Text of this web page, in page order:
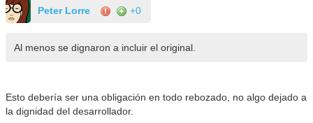
Peter Lorre +0
Al menos se dignaron a incluir el original.
Esto debería ser una obligación en todo rebozado, no algo dejado a
la dignidad del desarrollador.